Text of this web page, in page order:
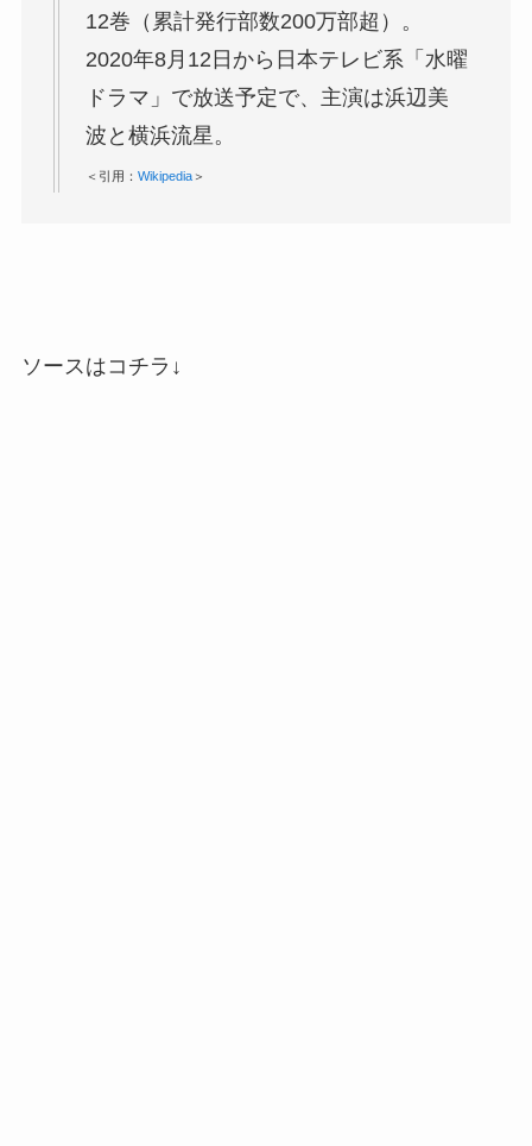
12巻（累計発行部数200万部超）。
2020年8月12日から日本テレビ系「水曜
ドラマ」で放送予定で、主演は浜辺美
波と横浜流星。
＜引用： Wikipedia＞
ソースはコチラ↓